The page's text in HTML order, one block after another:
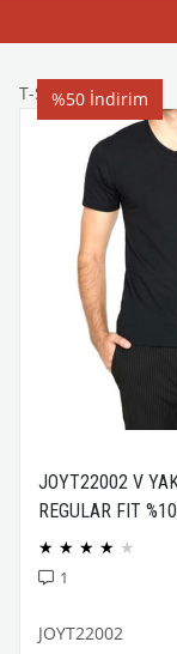
T-Shirt
JOYT22002 V
REGULAR FIT
COMPACK PENYE
★ ★ ★ ★ ★
1
JOYT22002
%50 İndirim